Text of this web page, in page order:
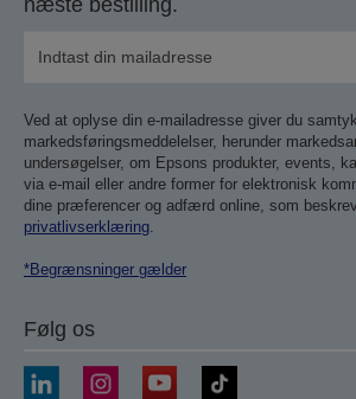
næste bestilling.
Ved at oplyse din e-mailadresse giver du
markedsføringsmeddelelser, herunder
undersøgelser, om Epsons produkter, events,
via e-mail eller andre former for elektronisk
dine præferencer og adfærd online, som
privatlivserklæring.
*Begrænsninger gælder
Følg os